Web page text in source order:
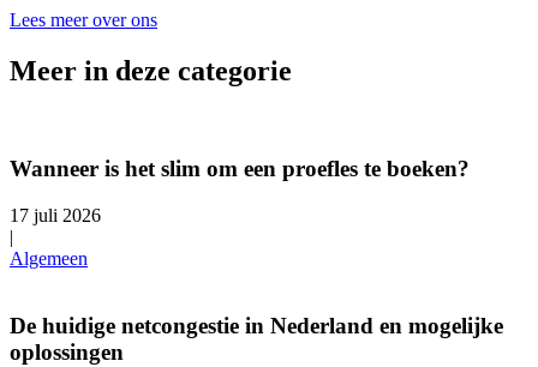
Lees meer over ons
Meer in deze categorie
Wanneer is het slim om een proefles te boeken?
17 juli 2026
|
Algemeen
De huidige netcongestie in Nederland en mogelijke
oplossingen